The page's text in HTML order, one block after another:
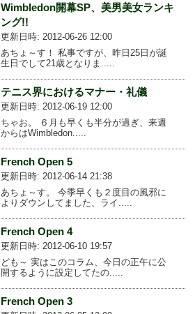
Wimbledon開幕SP、美男美女ランキ
ング!!
更新日時: 2012-06-26 12:00
あちょ～す！ 私事ですが、昨日25日が誕
生日でして21歳となりま.....
テニス界におけるマナー・礼儀
更新日時: 2012-06-19 12:00
ちゃお。 ６月も早くも半分が過ぎ、来週
からはWimbledon.....
French Open 5
更新日時: 2012-06-14 21:38
あちょ～す。 今季早くも２度目の風邪に
よりダウンしてました、ライ.....
French Open 4
更新日時: 2012-06-10 19:57
ども～ 実はこのコラム、今日の正午に公
開するように設定してたの.....
French Open 3